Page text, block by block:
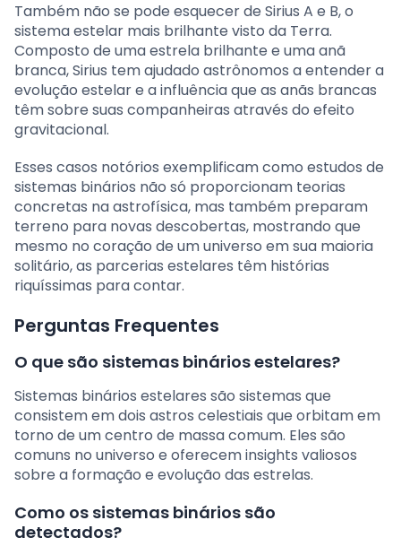
Também não se pode esquecer de Sirius A e B, o
sistema estelar mais brilhante visto da Terra.
Composto de uma estrela brilhante e uma anã
branca, Sirius tem ajudado astrônomos a entender a
evolução estelar e a influência que as anãs brancas
têm sobre suas companheiras através do efeito
gravitacional.
Esses casos notórios exemplificam como estudos de
sistemas binários não só proporcionam teorias
concretas na astrofísica, mas também preparam
terreno para novas descobertas, mostrando que
mesmo no coração de um universo em sua maioria
solitário, as parcerias estelares têm histórias
riquíssimas para contar.
Perguntas Frequentes
O que são sistemas binários estelares?
Sistemas binários estelares são sistemas que
consistem em dois astros celestiais que orbitam em
torno de um centro de massa comum. Eles são
comuns no universo e oferecem insights valiosos
sobre a formação e evolução das estrelas.
Como os sistemas binários são
detectados?